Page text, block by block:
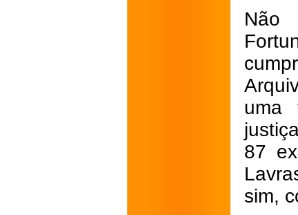
Não
uma
87
sim,